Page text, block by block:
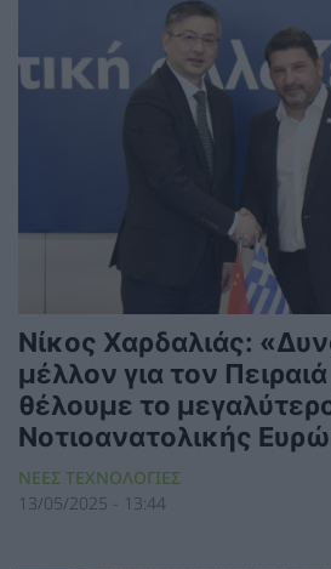
Νίκος Χαρδαλιάς:
μέλλον για τον
θέλουμε το
Νοτιοανατολικής
ΝΕΕΣ ΤΕΧΝΟΛΟΓΙΕΣ
13/05/2025 - 13:44